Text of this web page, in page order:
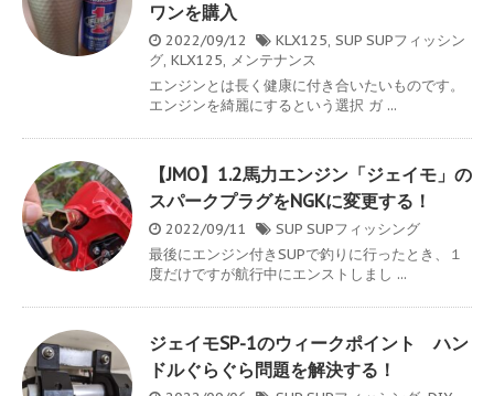
ワンを購入
2022/09/12 KLX125, SUP SUPフィッシン
グ, KLX125, メンテナンス
エンジンとは長く健康に付き合いたいものです。
エンジンを綺麗にするという選択 ガ ...
【JMO】1.2馬力エンジン「ジェイモ」の
スパークプラグをNGKに変更する！
2022/09/11 SUP SUPフィッシング
最後にエンジン付きSUPで釣りに行ったとき、１
度だけですが航行中にエンストしまし ...
ジェイモSP-1のウィークポイント ハン
ドルぐらぐら問題を解決する！